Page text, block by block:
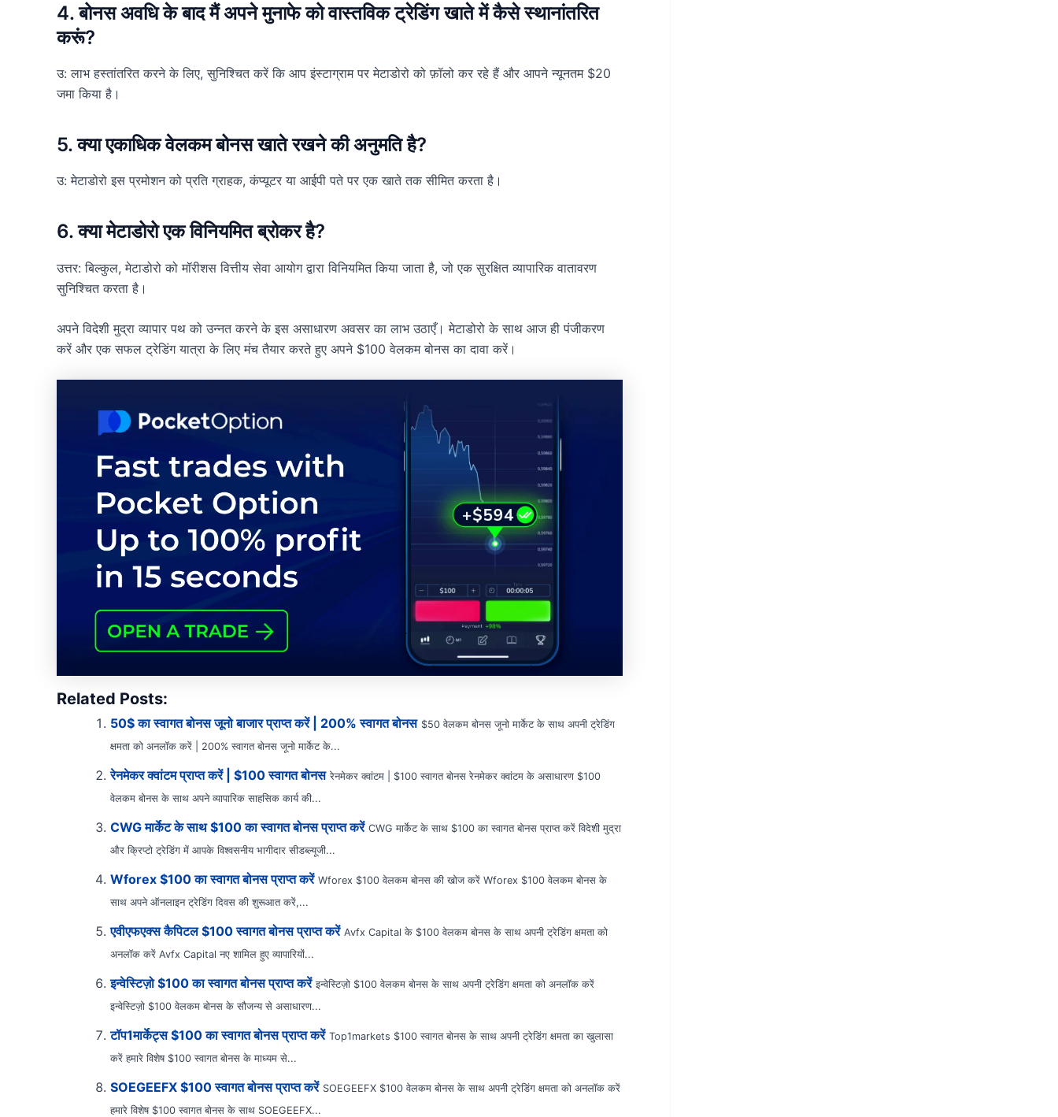
4. बोनस अवधि के बाद मैं अपने मुनाफे को वास्तविक ट्रेडिंग खाते में कैसे स्थानांतरित
करूं?
उ: लाभ हस्तांतरित करने के लिए, सुनिश्चित करें कि आप इंस्टाग्राम पर मेटाडोरो को फ़ॉलो कर रहे हैं और आपने न्यूनतम $20
जमा किया है।
5. क्या एकाधिक वेलकम बोनस खाते रखने की अनुमति है?
उ: मेटाडोरो इस प्रमोशन को प्रति ग्राहक, कंप्यूटर या आईपी पते पर एक खाते तक सीमित करता है।
6. क्या मेटाडोरो एक विनियमित ब्रोकर है?
उत्तर: बिल्कुल, मेटाडोरो को मॉरीशस वित्तीय सेवा आयोग द्वारा विनियमित किया जाता है, जो एक सुरक्षित व्यापारिक वातावरण
सुनिश्चित करता है।
अपने विदेशी मुद्रा व्यापार पथ को उन्नत करने के इस असाधारण अवसर का लाभ उठाएँ। मेटाडोरो के साथ आज ही पंजीकरण
करें और एक सफल ट्रेडिंग यात्रा के लिए मंच तैयार करते हुए अपने $100 वेलकम बोनस का दावा करें।
Related Posts:
50$ का स्वागत बोनस जूनो बाजार प्राप्त करें | 200% स्वागत बोनस $50 वेलकम बोनस जूनो मार्केट के साथ अपनी ट्रेडिंग
क्षमता को अनलॉक करें | 200% स्वागत बोनस जूनो मार्केट के...
रेनमेकर क्वांटम प्राप्त करें | $100 स्वागत बोनस रेनमेकर क्वांटम | $100 स्वागत बोनस रेनमेकर क्वांटम के असाधारण $100
वेलकम बोनस के साथ अपने व्यापारिक साहसिक कार्य की...
CWG मार्केट के साथ $100 का स्वागत बोनस प्राप्त करें CWG मार्केट के साथ $100 का स्वागत बोनस प्राप्त करें विदेशी मुद्रा
और क्रिप्टो ट्रेडिंग में आपके विश्वसनीय भागीदार सीडब्ल्यूजी...
Wforex $100 का स्वागत बोनस प्राप्त करें Wforex $100 वेलकम बोनस की खोज करें Wforex $100 वेलकम बोनस के
साथ अपने ऑनलाइन ट्रेडिंग दिवस की शुरूआत करें,...
एवीएफएक्स कैपिटल $100 स्वागत बोनस प्राप्त करें Avfx Capital के $100 वेलकम बोनस के साथ अपनी ट्रेडिंग क्षमता को
अनलॉक करें Avfx Capital नए शामिल हुए व्यापारियों...
इन्वेस्टिज़ो $100 का स्वागत बोनस प्राप्त करें इन्वेस्टिज़ो $100 वेलकम बोनस के साथ अपनी ट्रेडिंग क्षमता को अनलॉक करें
इन्वेस्टिज़ो $100 वेलकम बोनस के सौजन्य से असाधारण...
टॉप1मार्केट्स $100 का स्वागत बोनस प्राप्त करें Top1markets $100 स्वागत बोनस के साथ अपनी ट्रेडिंग क्षमता का खुलासा
करें हमारे विशेष $100 स्वागत बोनस के माध्यम से...
SOEGEEFX $100 स्वागत बोनस प्राप्त करें SOEGEEFX $100 वेलकम बोनस के साथ अपनी ट्रेडिंग क्षमता को अनलॉक करें
हमारे विशेष $100 स्वागत बोनस के साथ SOEGEEFX...